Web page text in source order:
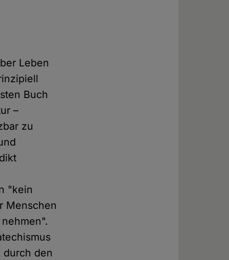
Leben
Buch
–
zu
"kein
Menschen
durch den